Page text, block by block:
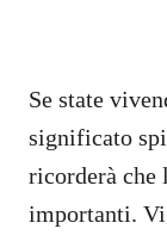
Se state
significato
ricorderà che
importanti. Vi